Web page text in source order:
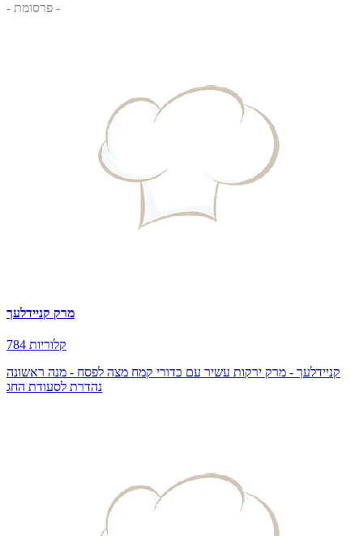
- פרסומת -
מרק קניידלעך
784 קלוריות
קניידלעך - מרק ירקות עשיר עם כדורי קמח מצה לפסח - מנה ראשונה
נהדרת לסעודת החג